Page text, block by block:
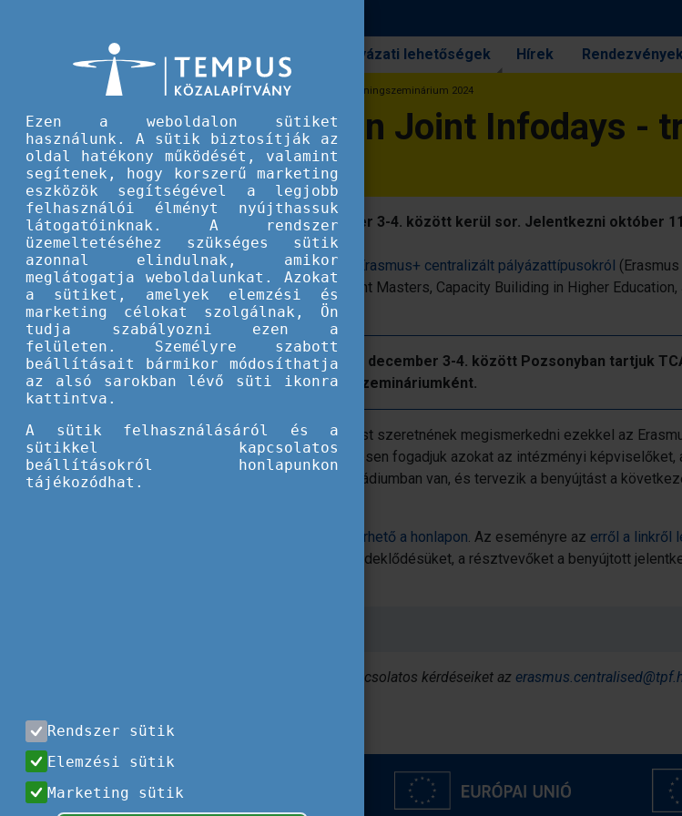
Pályázati lehetőségek Hírek
Central European Joint Infodays - tréningszeminárium 2024
Central European Joint Infodays -
A pozsonyi TCA eseményre december 3-4. között kerül sor. Jelentkezni október
Megnyitottuk a jelentkezést az idei évi Erasmus+ centralizált pályázattípusokról
Design Measures, Erasmus Mundus Joint Masters, Capacity Builiding in Higher Education,
szóló információs napunkra.
A Central European Joint Infodayst
december 3-4. között Pozsonyban tartjuk
and Cooperation Activity) tréningszemináriumként.
A rendezvény nyitott azok előtt, akik most szeretnének megismerkedni ezekkel az
által biztosított lehetőségekről; és szívesen fogadjuk azokat az intézményi képviselőket,
projektjük összeállítása előrehaladott stádiumban van, és tervezik a benyújtást a
További információ és a programterv elérhető a honlapon. Az eseményre az erről a linkről
alapján tudjuk fogadni érdeklődésüket, a résztvevőket a benyújtott
A rendezvény szakmai programjával kapcsolatos kérdéseiket az
Ezen a weboldalon sütiket
használunk. A sütik biztosítják az
oldal hatékony működését, valamint
segítenek, hogy korszerű marketing
eszközök segítségével a legjobb
felhasználói élményt nyújthassuk
látogatóinknak. A rendszer
üzemeltetéséhez szükséges sütik
azonnal elindulnak, amikor
meglátogatja weboldalunkat. Azokat
a sütiket, amelyek elemzési és
marketing célokat szolgálnak, Ön
tudja szabályozni ezen a
felületen. Személyre szabott
beállításait bármikor módosíthatja
az alsó sarokban lévő süti ikonra
kattintva.
A sütik felhasználásáról és a
sütikkel kapcsolatos
beállításokról honlapunkon
tájékozódhat.
Rendszer sütik
Elemzési sütik
Marketing sütik